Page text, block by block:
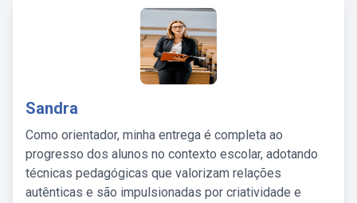
Sandra
Como orientador, minha entrega é completa ao
progresso dos alunos no contexto escolar, adotando
técnicas pedagógicas que valorizam relações
autênticas e são impulsionadas por criatividade e